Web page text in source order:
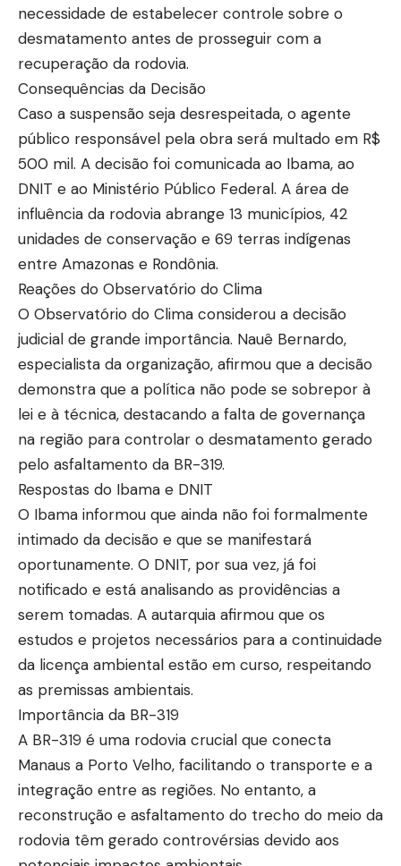
necessidade de estabelecer controle sobre o
desmatamento antes de prosseguir com a
recuperação da rodovia.
Consequências da Decisão
Caso a suspensão seja desrespeitada, o agente
público responsável pela obra será multado em R$
500 mil. A decisão foi comunicada ao Ibama, ao
DNIT e ao Ministério Público Federal. A área de
influência da rodovia abrange 13 municípios, 42
unidades de conservação e 69 terras indígenas
entre Amazonas e Rondônia.
Reações do Observatório do Clima
O Observatório do Clima considerou a decisão
judicial de grande importância. Nauê Bernardo,
especialista da organização, afirmou que a decisão
demonstra que a política não pode se sobrepor à
lei e à técnica, destacando a falta de governança
na região para controlar o desmatamento gerado
pelo asfaltamento da BR-319.
Respostas do Ibama e DNIT
O Ibama informou que ainda não foi formalmente
intimado da decisão e que se manifestará
oportunamente. O DNIT, por sua vez, já foi
notificado e está analisando as providências a
serem tomadas. A autarquia afirmou que os
estudos e projetos necessários para a continuidade
da licença ambiental estão em curso, respeitando
as premissas ambientais.
Importância da BR-319
A BR-319 é uma rodovia crucial que conecta
Manaus a Porto Velho, facilitando o transporte e a
integração entre as regiões. No entanto, a
reconstrução e asfaltamento do trecho do meio da
rodovia têm gerado controvérsias devido aos